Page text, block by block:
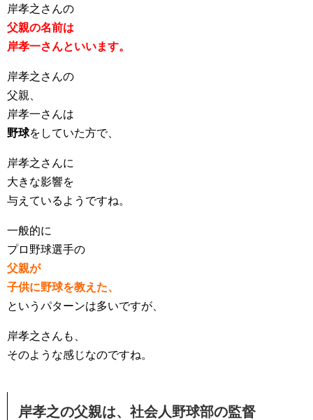
岸孝之さんの
父親の名前は
岸孝一さんといいます。
岸孝之さんの
父親、
岸孝一さんは
野球をしていた方で、
岸孝之さんに
大きな影響を
与えているようですね。
一般的に
プロ野球選手の
父親が
子供に野球を教えた、
というパターンは多いですが、
岸孝之さんも、
そのような感じなのですね。
岸孝之の父親は、社会人野球部の監督